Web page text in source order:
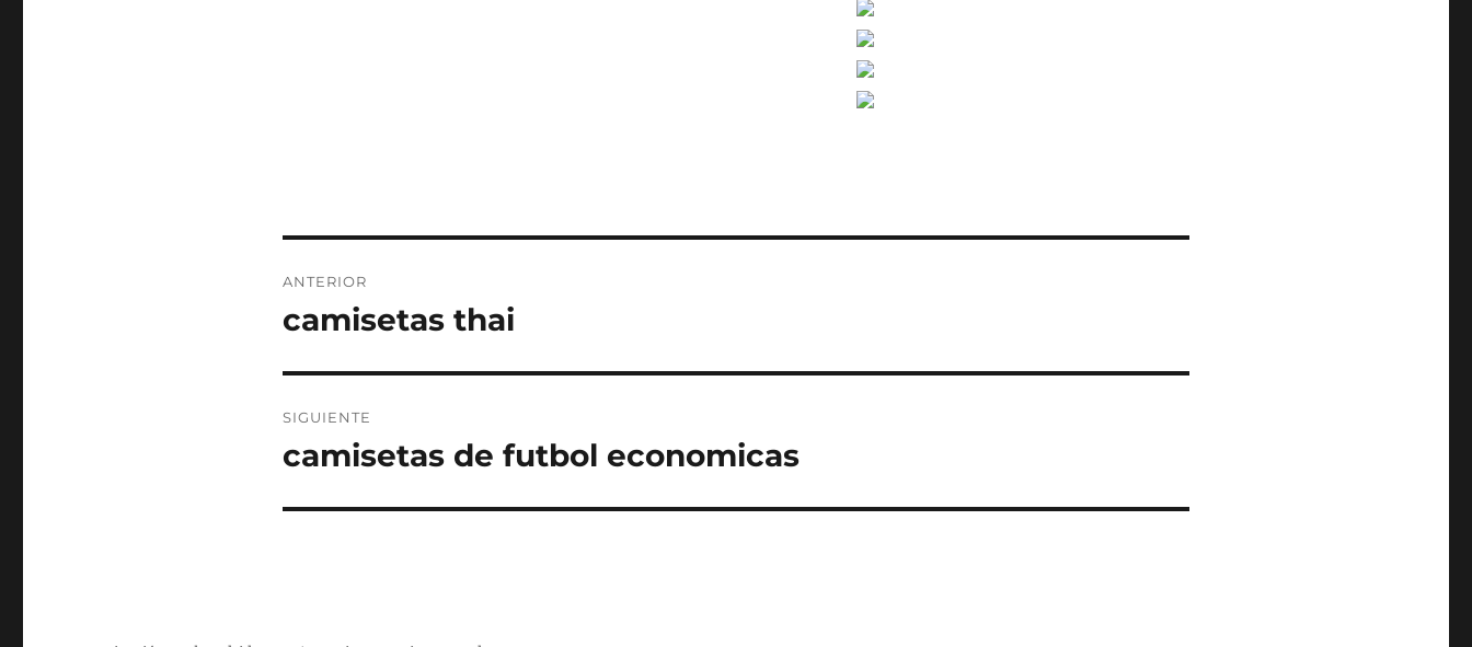
de
ANTERIOR
Entrada
camisetas thai
SIGUIENTE
Entrada
camisetas de futbol economicas